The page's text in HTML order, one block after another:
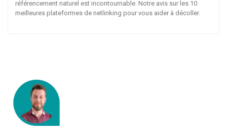
référencement naturel est incontournable. Notre avis sur les 10
meilleures plateformes de netlinking pour vous aider à décoller.